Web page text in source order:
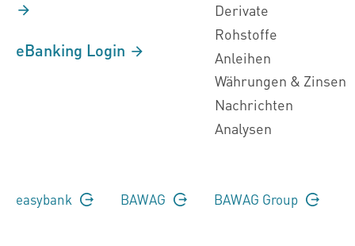
eBanking Login
Derivate
Rohstoffe
Anleihen
Währungen & Zinsen
Nachrichten
Analysen
easybank BAWAG BAWAG Group